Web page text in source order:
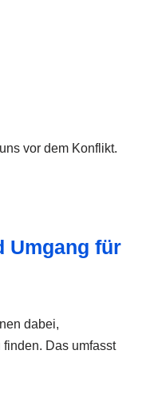
vor dem Konflikt.
Umgang für
dabei,
Das umfasst